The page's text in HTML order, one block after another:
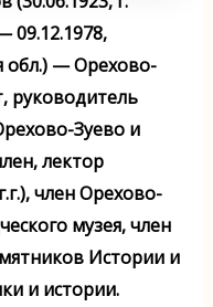
09.12.1978,
обл.) — Орехово-
руководитель
Зуево и
лектор
член Орехово-
музея, член
Истории и
и истории.